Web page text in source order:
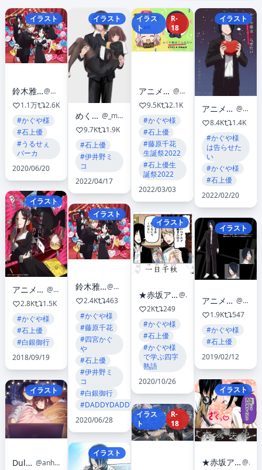
イラスト
鈴木雅之【STAFF】OFFICIAL
@martin40_staff
1.1万
2.6K
#かぐや様
#石上優
#うるせぇ
バーカ
2020/06/20
イラスト
アニメ「かぐや様は告らせたい」公式
@anime_kaguya
2.8K
1.5K
#かぐや様
#石上優
#白銀御行
2018/09/19
イラスト
Dule0000
@anhaidule
イラスト
めくしふ
@_mexif
9.7K
1.9K
#石上優
#伊井野ミ
コ
2022/04/17
イラスト
鈴木雅之【STAFF】OFFICIAL
@martin40_staff
2.4K
463
#かぐや様
#藤原千花
#四宮かぐ
や
#石上優
#伊井野ミ
コ
#白銀御行
#DADDYDADDYDO
2020/06/28
イラスト
イラス
ト
R-
18
アニメ「かぐや様は告らせたい」公式
@anime_kaguya
9.5K
2.1K
#かぐや様
#石上優
#藤原千花
生誕祭2022
#石上優生
誕祭2022
2022/03/03
イラスト
★赤坂アカ 集英社作品 総合アカ★最新作『メルヘンクラウン』ヤングジャンプで連載中！
@akasakashueisha
2K
249
#かぐや様
#石上優
#かぐや様
で学ぶ四字
熟語
2020/10/26
イラス
ト
R-
18
イラスト
アニメ「かぐや様は告らせたい」公式
@anime_kaguya
8.4K
1.4K
#かぐや様
は告らせた
い
#かぐや様
#石上優
2022/02/20
イラスト
アニメ「かぐや様は告らせたい」公式
@anime_kaguya
1.9K
547
#かぐや様
#石上優
2019/02/12
イラスト
★赤坂アカ 集英社作品 総合アカ★最新作『メルヘンクラウン』ヤングジャンプで連載中！
@akasakashueisha